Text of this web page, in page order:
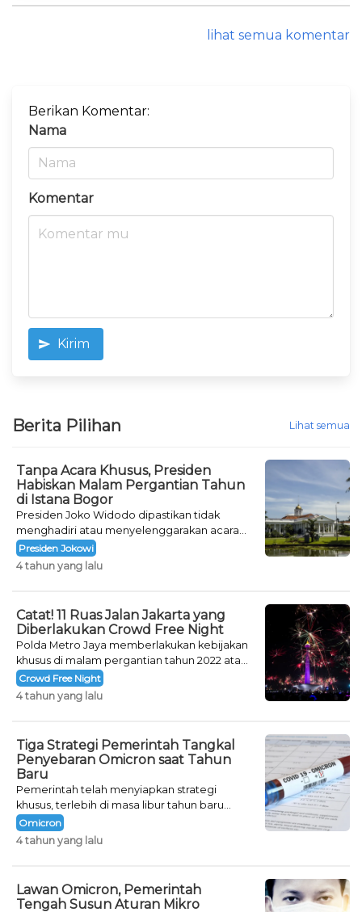
lihat semua komentar
Berikan Komentar:
Nama
Komentar
Kirim
Berita Pilihan Lihat semua
Tanpa Acara Khusus, Presiden
Habiskan Malam Pergantian Tahun
di Istana Bogor
Presiden Joko Widodo dipastikan tidak
menghadiri atau menyelenggarakan acara
khusus untuk mengisi malam pergantian
tahun.
Presiden Jokowi
4 tahun yang lalu
Catat! 11 Ruas Jalan Jakarta yang
Diberlakukan Crowd Free Night
Polda Metro Jaya memberlakukan kebijakan
khusus di malam pergantian tahun 2022 atau
Crowd Free Night selama dua hari.
Crowd Free Night
4 tahun yang lalu
Tiga Strategi Pemerintah Tangkal
Penyebaran Omicron saat Tahun
Baru
Pemerintah telah menyiapkan strategi
khusus, terlebih di masa libur tahun baru
seperti saat ini.
Omicron
4 tahun yang lalu
Lawan Omicron, Pemerintah
Tengah Susun Aturan Mikro